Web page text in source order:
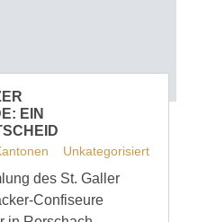
EIN
Unkategorisiert
des St. Galler
Confiseure